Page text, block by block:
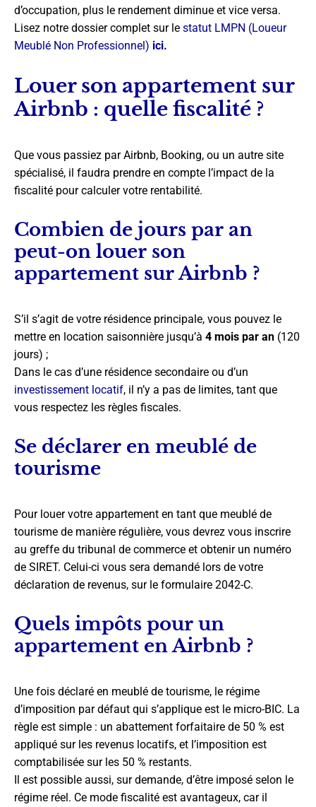
d’occupation, plus le rendement diminue et vice versa.
Lisez notre dossier complet sur le statut LMPN (Loueur
Meublé Non Professionnel) ici.
Louer son appartement sur
Airbnb : quelle fiscalité ?
Que vous passiez par Airbnb, Booking, ou un autre site
spécialisé, il faudra prendre en compte l’impact de la
fiscalité pour calculer votre rentabilité.
Combien de jours par an
peut-on louer son
appartement sur Airbnb ?
S’il s’agit de votre résidence principale, vous pouvez le
mettre en location saisonnière jusqu’à 4 mois par an (120
jours) ;
Dans le cas d’une résidence secondaire ou d’un
investissement locatif, il n’y a pas de limites, tant que
vous respectez les règles fiscales.
Se déclarer en meublé de
tourisme
Pour louer votre appartement en tant que meublé de
tourisme de manière régulière, vous devrez vous inscrire
au greffe du tribunal de commerce et obtenir un numéro
de SIRET. Celui-ci vous sera demandé lors de votre
déclaration de revenus, sur le formulaire 2042-C.
Quels impôts pour un
appartement en Airbnb ?
Une fois déclaré en meublé de tourisme, le régime
d’imposition par défaut qui s’applique est le micro-BIC. La
règle est simple : un abattement forfaitaire de 50 % est
appliqué sur les revenus locatifs, et l’imposition est
comptabilisée sur les 50 % restants.
Il est possible aussi, sur demande, d’être imposé selon le
régime réel. Ce mode fiscalité est avantageux, car il